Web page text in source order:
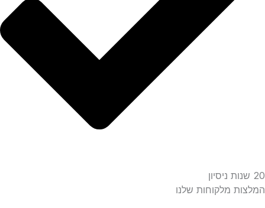
20 שנות ניסיון
המלצות מלקוחות שלנו